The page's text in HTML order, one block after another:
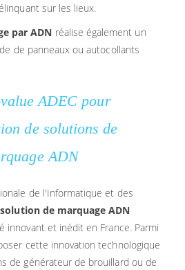
sur les lieux.
par ADN réalise également un
de panneaux ou autocollants
ADEC pour
de solutions de
ADN
de l'Informatique et des
solution de marquage ADN
innovant et inédit en France. Parmi
cette innovation technologique
de générateur de brouillard ou de